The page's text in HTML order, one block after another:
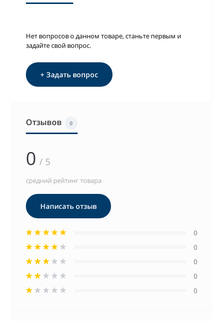
Нет вопросов о данном товаре, станьте первым и
задайте свой вопрос.
+ Задать вопрос
Отзывов 0
0 / 5
средний рейтинг товара
Написать отзыв
0
0
0
0
0